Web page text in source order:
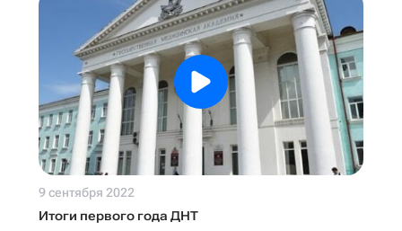
9 сентября 2022
Итоги первого года ДНТ